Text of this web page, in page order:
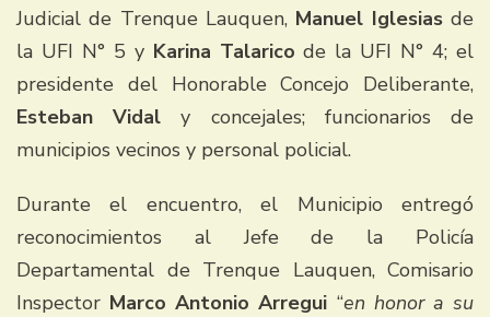
Judicial de Trenque Lauquen, Manuel Iglesiasde
la UFI N° 5 y Karina Talarico de la UFI N° 4; el
presidente del Honorable Concejo Deliberante,
Esteban Vidal y concejales; funcionarios de
municipios vecinos y personal policial.
Durante el encuentro, el Municipio entregó
reconocimientos al Jefe de la Policía
Departamental de Trenque Lauquen, Comisario
Inspector Marco Antonio Arregui “en honor a su